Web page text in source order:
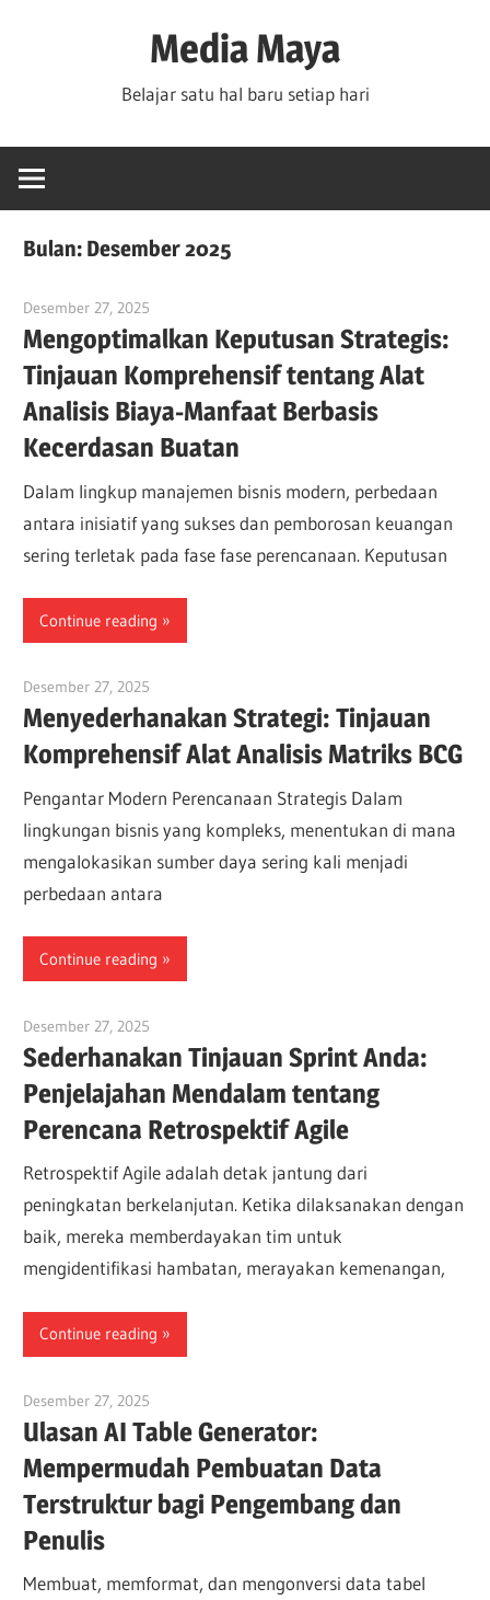
Media Maya
Belajar satu hal baru setiap hari
Bulan: Desember 2025
Desember 27, 2025
Mengoptimalkan Keputusan Strategis:
Tinjauan Komprehensif tentang Alat
Analisis Biaya-Manfaat Berbasis
Kecerdasan Buatan
Dalam lingkup manajemen bisnis modern, perbedaan
antara inisiatif yang sukses dan pemborosan keuangan
sering terletak pada fase fase perencanaan. Keputusan
Continue reading
Desember 27, 2025
Menyederhanakan Strategi: Tinjauan
Komprehensif Alat Analisis Matriks BCG
Pengantar Modern Perencanaan Strategis Dalam
lingkungan bisnis yang kompleks, menentukan di mana
mengalokasikan sumber daya sering kali menjadi
perbedaan antara
Continue reading
Desember 27, 2025
Sederhanakan Tinjauan Sprint Anda:
Penjelajahan Mendalam tentang
Perencana Retrospektif Agile
Retrospektif Agile adalah detak jantung dari
peningkatan berkelanjutan. Ketika dilaksanakan dengan
baik, mereka memberdayakan tim untuk
mengidentifikasi hambatan, merayakan kemenangan,
Continue reading
Desember 27, 2025
Ulasan AI Table Generator:
Mempermudah Pembuatan Data
Terstruktur bagi Pengembang dan
Penulis
Membuat, memformat, dan mengonversi data tabel